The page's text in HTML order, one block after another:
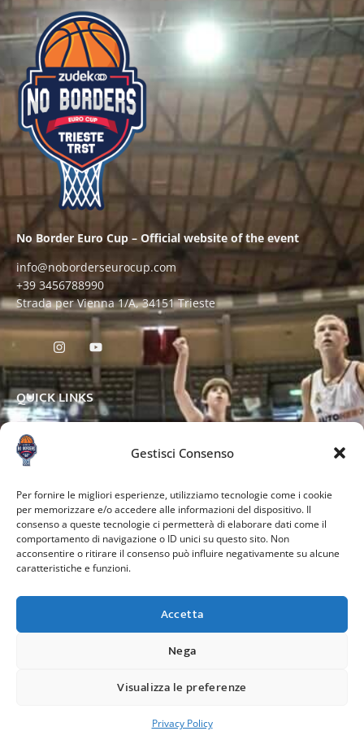
Gestisci Consenso
Per fornire le migliori esperienze, utilizziamo tecnologie come i cookie
per memorizzare e/o accedere alle informazioni del dispositivo. Il
consenso a queste tecnologie ci permetterà di elaborare dati come il
comportamento di navigazione o ID unici su questo sito. Non
acconsentire o ritirare il consenso può influire negativamente su alcune
caratteristiche e funzioni.
Accetta
Nega
Visualizza le preferenze
Privacy Policy
No Border Euro Cup – Official website of the event
info@noborderseurocup.com
+39 3456788990
Strada per Vienna 1/A, 34151 Trieste
QUICK LINKS
OTHER PAGES